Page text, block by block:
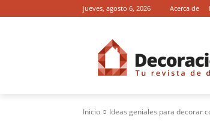
jueves, agosto 6, 2026 Acerca de
Inicio Ideas geniales para decorar